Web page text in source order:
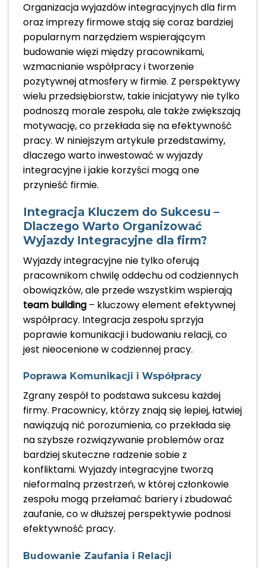
Organizacja wyjazdów integracyjnych dla firm
oraz imprezy firmowe stają się coraz bardziej
popularnym narzędziem wspierającym
budowanie więzi między pracownikami,
wzmacnianie współpracy i tworzenie
pozytywnej atmosfery w firmie. Z perspektywy
wielu przedsiębiorstw, takie inicjatywy nie tylko
podnoszą morale zespołu, ale także zwiększają
motywację, co przekłada się na efektywność
pracy. W niniejszym artykule przedstawimy,
dlaczego warto inwestować w wyjazdy
integracyjne i jakie korzyści mogą one
przynieść firmie.
Integracja Kluczem do Sukcesu –
Dlaczego Warto Organizować
Wyjazdy Integracyjne dla firm?
Wyjazdy integracyjne nie tylko oferują
pracownikom chwilę oddechu od codziennych
obowiązków, ale przede wszystkim wspierają
team building – kluczowy element efektywnej
współpracy. Integracja zespołu sprzyja
poprawie komunikacji i budowaniu relacji, co
jest nieocenione w codziennej pracy.
Poprawa Komunikacji i Współpracy
Zgrany zespół to podstawa sukcesu każdej
firmy. Pracownicy, którzy znają się lepiej, łatwiej
nawiązują nić porozumienia, co przekłada się
na szybsze rozwiązywanie problemów oraz
bardziej skuteczne radzenie sobie z
konfliktami. Wyjazdy integracyjne tworzą
nieformalną przestrzeń, w której członkowie
zespołu mogą przełamać bariery i zbudować
zaufanie, co w dłuższej perspektywie podnosi
efektywność pracy.
Budowanie Zaufania i Relacji